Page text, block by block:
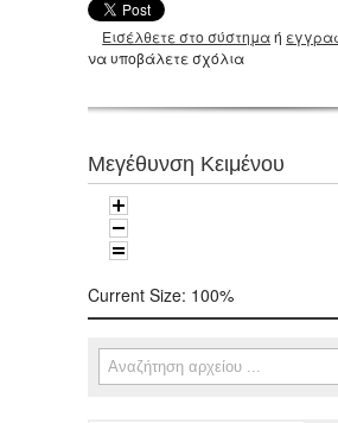
Εισέλθετε στο σύστημαή
να υποβάλετε σχόλια
Μεγέθυνση Κειμένου
Current Size: 100%
Φόρμα αναζήτησης
Αναζήτηση